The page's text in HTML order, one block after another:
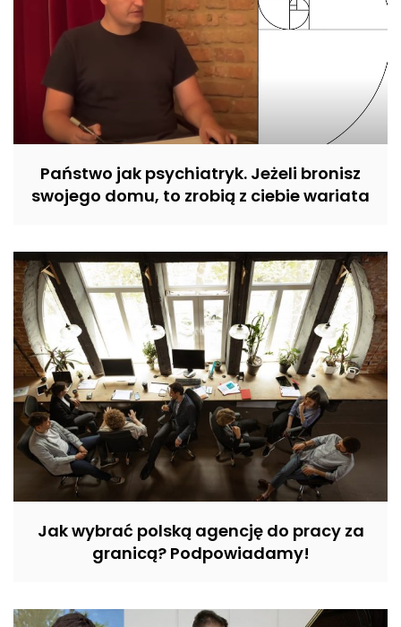
Państwo jak psychiatryk. Jeżeli bronisz
swojego domu, to zrobią z ciebie wariata
Jak wybrać polską agencję do pracy za
granicą? Podpowiadamy!